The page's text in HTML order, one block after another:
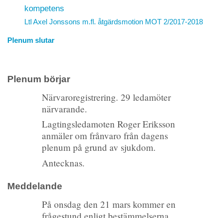
kompetens
Ltl Axel Jonssons m.fl. åtgärdsmotion MOT 2/2017-2018
Plenum slutar
Plenum börjar
Närvaroregistrering. 29 ledamöter
närvarande.
Lagtingsledamoten Roger Eriksson
anmäler om frånvaro från dagens
plenum på grund av sjukdom.
Antecknas.
Meddelande
På onsdag den 21 mars kommer en